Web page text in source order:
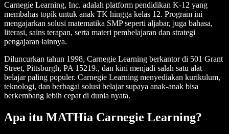
Carnegie Learning, Inc. adalah platform pendidikan K-12 yang
membahas topik untuk anak TK hingga kelas 12. Program ini
mengajarkan solusi matematika SMP seperti aljabar, juga bahasa,
literasi, sains terapan, serta materi pembelajaran dan strategi
pengajaran lainnya.
Diluncurkan tahun 1998, Carnegie Learning berkantor di 501 Grant
Street, Pittsburgh, PA 15219., dan kini menjadi salah satu alat
belajar paling populer. Carnegie Learning menyediakan kurikulum,
teknologi, dan berbagai solusi belajar supaya anak-anak bisa
berkembang lebih cepat di dunia nyata.
Apa itu MATHia Carnegie Learning?